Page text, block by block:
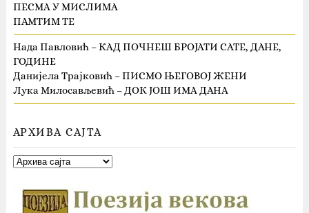
ПЕСМА У МИСЛИМА
ПАМТИМ ТЕ
Нада Павловић – КАД ПОЧНЕШ БРОЈАТИ САТЕ, ДАНЕ,
ГОДИНЕ
Данијела Трајковић – ПИСМО ЊЕГОВОЈ ЖЕНИ
Лука Милосављевић – ДОК ЈОШ ИМА ДАНА
АРХИВА САЈТА